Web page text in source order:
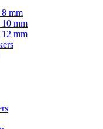
mm
mm
mm